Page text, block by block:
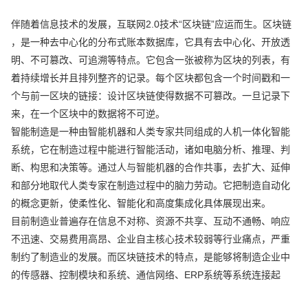
伴随着信息技术的发展，互联网2.0技术“区块链”应运而生。区块链
，是一种去中心化的分布式账本数据库，它具有去中心化、开放透
明、不可篡改、可追溯等特点。它包含一张被称为区块的列表，有
着持续增长并且排列整齐的记录。每个区块都包含一个时间戳和一
个与前一区块的链接：设计区块链使得数据不可篡改。一旦记录下
来，在一个区块中的数据将不可逆。
智能制造是一种由智能机器和人类专家共同组成的人机一体化智能
系统，它在制造过程中能进行智能活动，诸如电脑分析、推理、判
断、构思和决策等。通过人与智能机器的合作共事，去扩大、延伸
和部分地取代人类专家在制造过程中的脑力劳动。它把制造自动化
的概念更新，使柔性化、智能化和高度集成化具体展现出来。
目前制造业普遍存在信息不对称、资源不共享、互动不通畅、响应
不迅速、交易费用高昂、企业自主核心技术较弱等行业痛点，严重
制约了制造业的发展。而区块链技术的特点，是能够将制造企业中
的传感器、控制模块和系统、通信网络、ERP系统等系统连接起